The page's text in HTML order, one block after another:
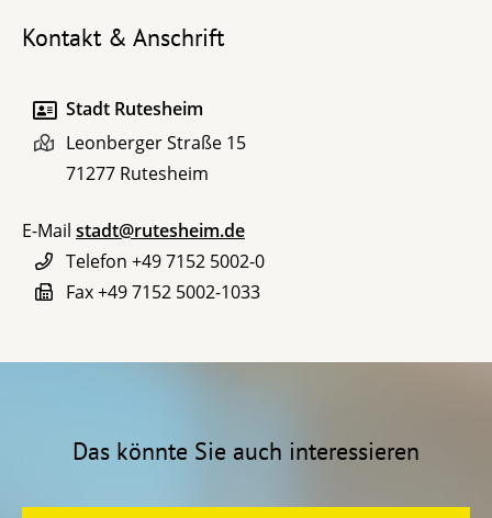
Kontakt & Anschrift
Stadt Rutesheim
Leonberger Straße 15
71277 Rutesheim
E-Mail stadt@rutesheim.de
Telefon +49 7152 5002-0
Fax+49 7152 5002-1033
Das könnte Sie auch interessieren